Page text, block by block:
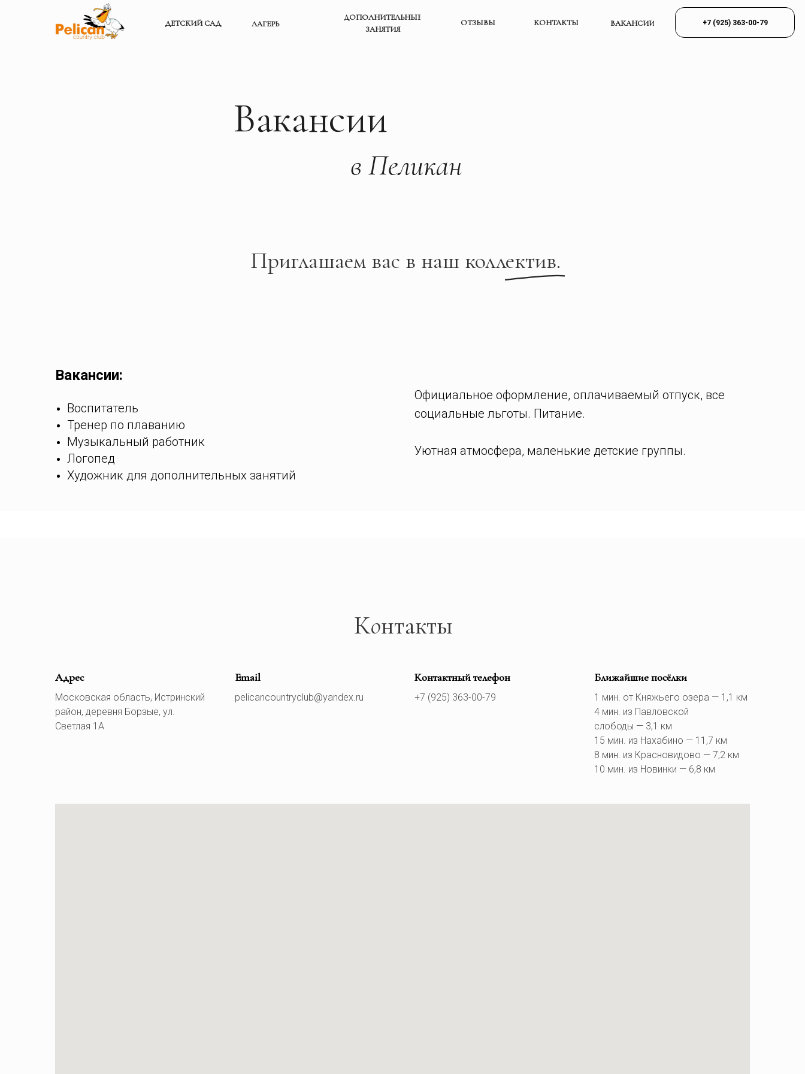
ДЕТСКИЙ САД ОТЗЫВЫ КОНТАКТЫ ВАКАНСИИ +7 (925) 363-00-79
ЛАГЕРЬ
ДОПОЛНИТЕЛЬНЫЕ
ЗАНЯТИЯ
Вакансии
в Пеликан
Приглашаем вас в наш коллектив.
Вакансии:
Воспитатель
Тренер по плаванию
Музыкальный работник
Логопед
Художник для дополнительных занятий
Официальное оформление, оплачиваемый отпуск, все
социальные льготы. Питание.
Уютная атмосфера, маленькие детские группы.
Контакты
Адрес
Московская область, Истринский
район, деревня Борзые, ул.
Светлая 1А
Email
pelicancountryclub@yandex.ru
Контактный телефон
+7 (925) 363-00-79
Ближайшие посёлки
1 мин. от Княжьего озера — 1,1 км
4 мин. из Павловской
слободы — 3,1 км
15 мин. из Нахабино — 11,7 км
8 мин. из Красновидово — 7,2 км
10 мин. из Новинки — 6,8 км